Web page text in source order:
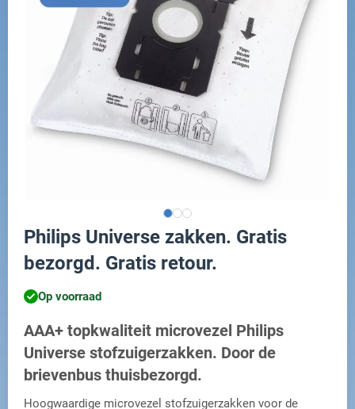
Philips Universe zakken. Gratis
bezorgd. Gratis retour.
Op voorraad
AAA+ topkwaliteit microvezel Philips
Universe stofzuigerzakken. Door de
brievenbus thuisbezorgd.
Hoogwaardige microvezel stofzuigerzakken voor de